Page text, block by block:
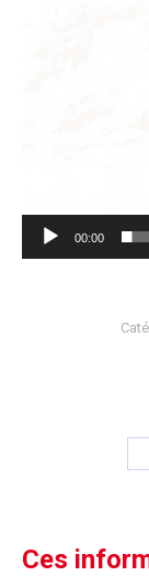
00:00
Ces